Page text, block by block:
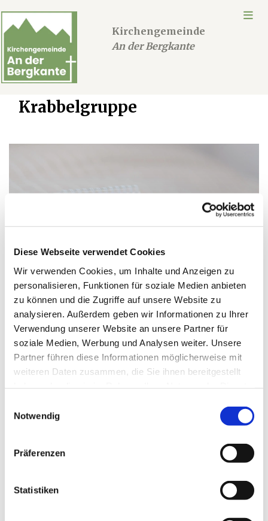
Diese Webseite verwendet Cookies
Wir verwenden Cookies, um Inhalte und Anzeigen zu
personalisieren, Funktionen für soziale Medien anbieten
zu können und die Zugriffe auf unsere Website zu
analysieren. Außerdem geben wir Informationen zu Ihrer
Verwendung unserer Website an unsere Partner für
soziale Medien, Werbung und Analysen weiter. Unsere
Partner führen diese Informationen möglicherweise mit
weiteren Daten zusammen, die Sie ihnen bereitgestellt
Notwendig
Präferenzen
Statistiken
Kirchengemeinde
An der Bergkante
Krabbelgruppe
Dienstag, 31. August 2027, 09:30 -
11:00 Uhr
Rothenuffeln - Gemeindehaus,
Bäckerstraße 40, 32479 Hille